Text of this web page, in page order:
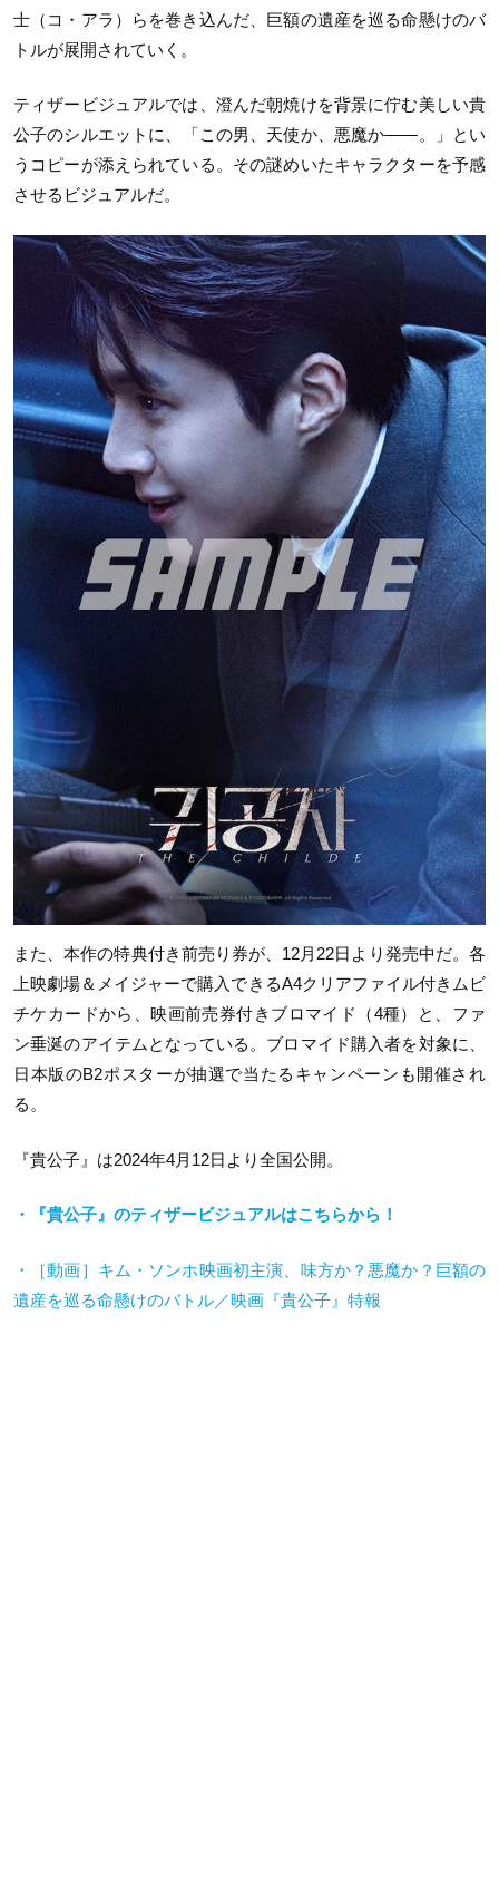
士（コ・アラ）らを巻き込んだ、巨額の遺産を巡る命懸けのバ
トルが展開されていく。
ティザービジュアルでは、澄んだ朝焼けを背景に佇む美しい貴
公子のシルエットに、「この男、天使か、悪魔か——。」とい
うコピーが添えられている。その謎めいたキャラクターを予感
させるビジュアルだ。
また、本作の特典付き前売り券が、12月22日より発売中だ。各
上映劇場＆メイジャーで購入できるA4クリアファイル付きムビ
チケカードから、映画前売券付きブロマイド（4種）と、ファ
ン垂涎のアイテムとなっている。ブロマイド購入者を対象に、
日本版のB2ポスターが抽選で当たるキャンペーンも開催され
る。
『貴公子』は2024年4月12日より全国公開。
・『貴公子』のティザービジュアルはこちらから！
・［動画］キム・ソンホ映画初主演、味方か？悪魔か？巨額の
遺産を巡る命懸けのバトル／映画『貴公子』特報